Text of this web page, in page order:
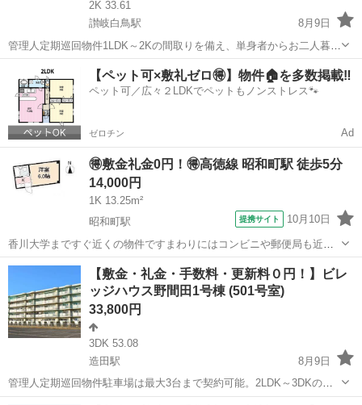
2K 33.61
讃岐白鳥駅
8月9日
管理人定期巡回物件1LDK～2Kの間取りを備え、単身者からお二人暮ら
しまで幅広いライフスタイルに対応可能な物件です。ペット飼育につ
いてもご相談いただけます。フリーレント1ヶ月＋最大3万円引越サポ
ートあり！敷金・礼金・更新料・...
東かがわ市 讃岐白鳥駅 アパート 徒歩
【ペット可×敷礼ゼロ🉐】物件🏠を多数掲載‼️
ペット可／広々２LDKでペットもノンストレス🐾
ゼロチン Ad
🉐敷金礼金0円！🉐高徳線 昭和町駅 徒歩5分
14,000円
1K 13.25m²
昭和町駅
提携サイト 10月10日
香川大学まですぐ近くの物件ですまわりにはコンビニや郵便局も近
く、便利です。コインランドリーも完備され
香川 高松市 昭和町駅 アパート
【敷金・礼金・手数料・更新料０円！】ビレ
ッジハウス野間田1号棟 (501号室)
33,800円
3DK 53.08
造田駅
8月9日
管理人定期巡回物件駐車場は最大3台まで契約可能。2LDK～3DKの間
取りを備え、単身の方からファミリー層まで幅広いライフスタイルに